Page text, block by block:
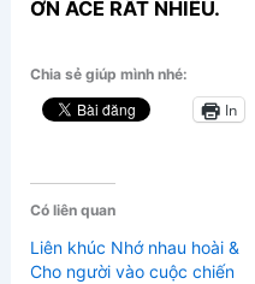
ƠN ACE RẤT NHIỀU.
Chia sẻ giúp mình nhé:
In
Có liên quan
Liên khúc Nhớ nhau hoài &
Cho người vào cuộc chiến